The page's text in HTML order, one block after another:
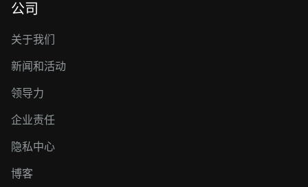
公司
关于我们
新闻和活动
领导力
企业责任
隐私中心
博客